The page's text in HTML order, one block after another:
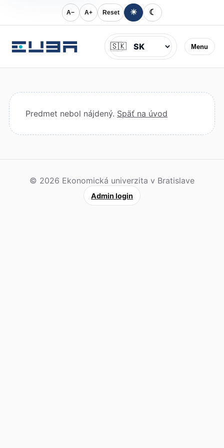
A− A+ Reset ☀ ☾
Menu
Jazyk
🇸🇰
Predmet nebol nájdený. Späť na úvod
© 2026 Ekonomická univerzita v Bratislave
Admin login